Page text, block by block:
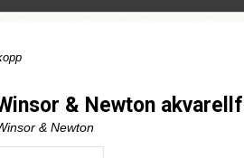
& Newton
& Newton